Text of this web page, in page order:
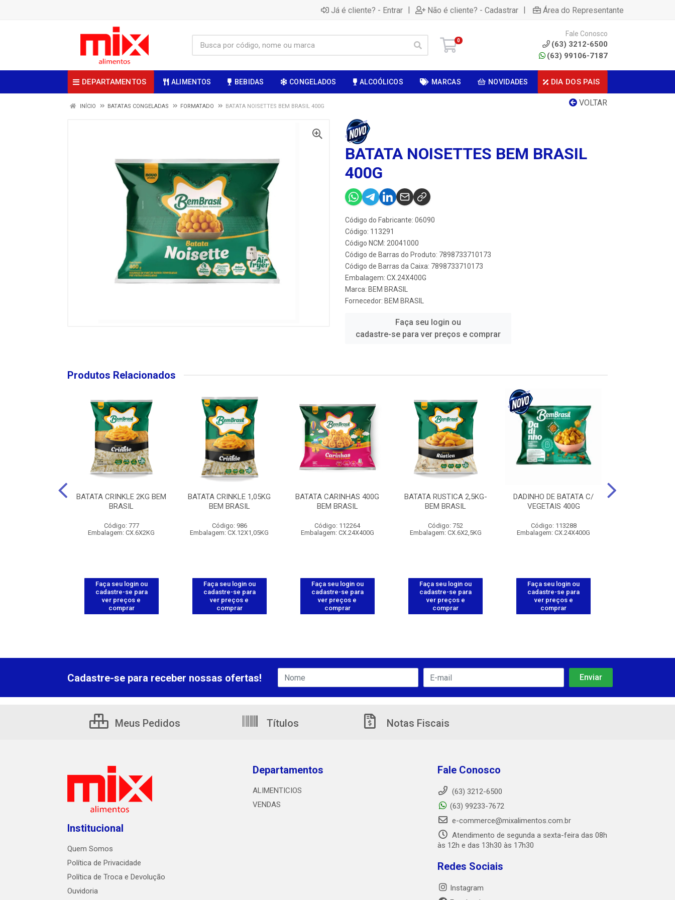
Já é cliente? - Entrar | Não é cliente? - Cadastrar | Área do Representante
0
Fale Conosco
(63) 3212-6500
(63) 99106-7187
DEPARTAMENTOS ALIMENTOS BEBIDAS CONGELADOS ALCOÓLICOS MARCAS NOVIDADES DIA DOS PAIS
VOLTAR
INÍCIO BATATAS CONGELADAS FORMATADO BATATA NOISETTES BEM BRASIL 400G
BATATA NOISETTES BEM BRASIL
400G
Código do Fabricante: 06090
Código: 113291
Código NCM: 20041000
Código de Barras do Produto: 7898733710173
Código de Barras da Caixa: 7898733710173
Embalagem: CX.24X400G
Marca: BEM BRASIL
Fornecedor: BEM BRASIL
Faça seu login ou
cadastre-se para ver preços e comprar
Produtos Relacionados
BATATA CRINKLE 2KG BEM
BRASIL
Código: 777
Embalagem: CX.6X2KG
Faça seu login ou
cadastre-se para
ver preços e
comprar
BATATA CRINKLE 1,05KG
BEM BRASIL
Código: 986
Embalagem: CX.12X1,05KG
Faça seu login ou
cadastre-se para
ver preços e
comprar
BATATA CARINHAS 400G
BEM BRASIL
Código: 112264
Embalagem: CX.24X400G
Faça seu login ou
cadastre-se para
ver preços e
comprar
BATATA RUSTICA 2,5KG-
BEM BRASIL
Código: 752
Embalagem: CX.6X2,5KG
Faça seu login ou
cadastre-se para
ver preços e
comprar
DADINHO DE BATATA C/
VEGETAIS 400G
Código: 113288
Embalagem: CX.24X400G
Faça seu login ou
cadastre-se para
ver preços e
comprar
Cadastre-se para receber nossas ofertas!
Meus Pedidos Títulos Notas Fiscais
Institucional
Quem Somos
Política de Privacidade
Política de Troca e Devolução
Ouvidoria
Departamentos
ALIMENTICIOS
VENDAS
Fale Conosco
(63) 3212-6500
(63) 99233-7672
e-commerce@mixalimentos.com.br
Atendimento de segunda a sexta-feira das 08h
às 12h e das 13h30 às 17h30
Redes Sociais
Instagram